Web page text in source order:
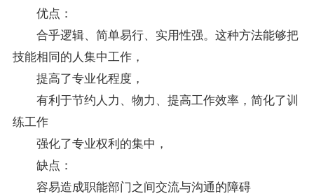
优点：
合乎逻辑、简单易行、实用性强。这种方法能够把
技能相同的人集中工作，
提高了专业化程度，
有利于节约人力、物力、提高工作效率，简化了训
练工作
强化了专业权利的集中，
缺点：
容易造成职能部门之间交流与沟通的障碍